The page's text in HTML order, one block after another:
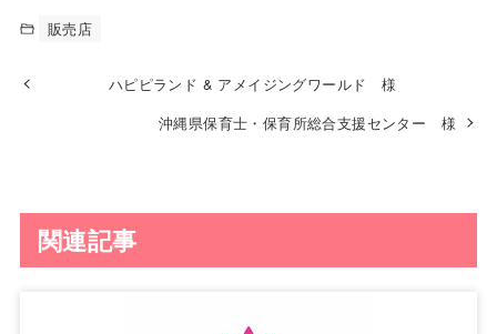
販売店
ハピピランド & アメイジングワールド 様
沖縄県保育士・保育所総合支援センター 様
関連記事